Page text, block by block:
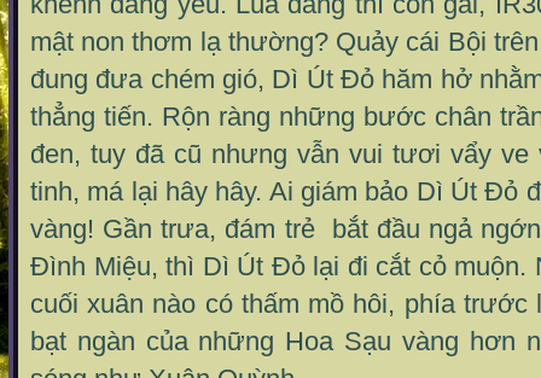
mật non thơm lạ thường? Quảy cái Bội
đung đưa chém gió, Dì Út Đỏ hăm hở
thẳng tiến. Rộn ràng những bước chân
đen, tuy đã cũ nhưng vẫn vui tươi vẩy ve
tinh, má lại hây hây. Ai giám bảo Dì Út Đỏ
vàng! Gần trưa, đám trẻ bắt đầu ngả
Đình Miệu, thì Dì Út Đỏ lại đi cắt cỏ muộn.
cuối xuân nào có thấm mồ hôi, phía
bạt ngàn của những Hoa Sạu vàng hơn